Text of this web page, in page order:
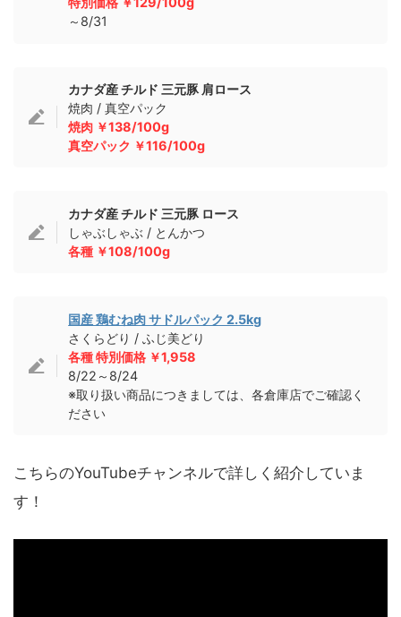
～8/31
カナダ産 チルド 三元豚 肩ロース
焼肉 / 真空パック
焼肉 ￥138/100g
真空パック ￥116/100g
カナダ産 チルド 三元豚 ロース
しゃぶしゃぶ / とんかつ
各種 ￥108/100g
国産 鶏むね肉 サドルパック 2.5kg
さくらどり / ふじ美どり
各種 特別価格 ￥1,958
8/22～8/24
※取り扱い商品につきましては、各倉庫店でご確認く
ださい
こちらのYouTubeチャンネルで詳しく紹介していま
す！